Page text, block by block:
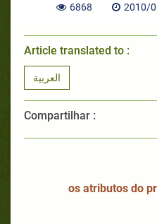
6868 2010/
Article translated to :
العربية
Compartilhar :
os atributos do